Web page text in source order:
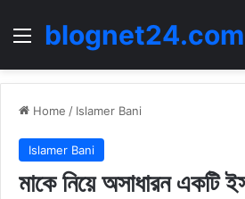
Menublognet24.com
Home / Islamer Bani
Islamer Bani
মাকে নিয়ে অসাধারন একটি